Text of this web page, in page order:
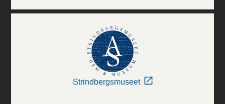
Strindbergsmuseet